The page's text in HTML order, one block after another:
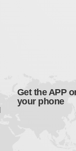
Get the APP
your phone